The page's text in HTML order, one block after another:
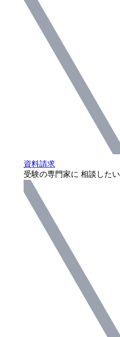
資料請求
受験の専門家に 相談したい